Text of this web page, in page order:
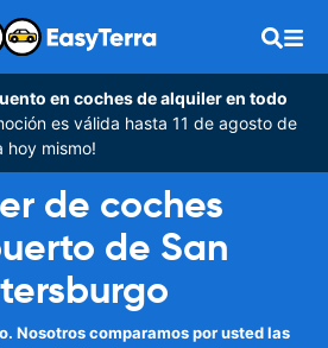
en coches de alquiler en todo
es válida hasta 11 de agosto de
hoy mismo!
de coches
de San
Nosotros comparamos por usted las